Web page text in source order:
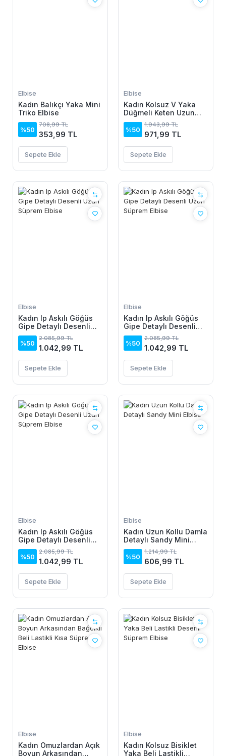
Elbise
Kadın Balıkçı Yaka Mini
Triko Elbise
%50
708,99 TL
353,99 TL
Sepete Ekle
Elbise
Kadın Kolsuz V Yaka
Düğmeli Keten Uzun
Elbise
%50
1.943,99 TL
971,99 TL
Sepete Ekle
Elbise
Kadın Ip Askılı Göğüs
Gipe Detaylı Desenli
Uzun Süprem Elbise
%50
2.085,99 TL
1.042,99 TL
Sepete Ekle
Elbise
Kadın Ip Askılı Göğüs
Gipe Detaylı Desenli
Uzun Süprem Elbise
%50
2.085,99 TL
1.042,99 TL
Sepete Ekle
Elbise
Kadın Ip Askılı Göğüs
Gipe Detaylı Desenli
Uzun Süprem Elbise
%50
2.085,99 TL
1.042,99 TL
Sepete Ekle
Elbise
Kadın Uzun Kollu Damla
Detaylı Sandy Mini
Elbise
%50
1.214,99 TL
606,99 TL
Sepete Ekle
Elbise
Kadın Omuzlardan Açık
Boyun Arkasından
Elbise
Kadın Kolsuz Bisiklet
Yaka Beli Lastikli